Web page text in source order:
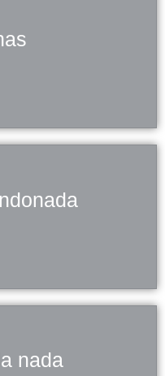
nada